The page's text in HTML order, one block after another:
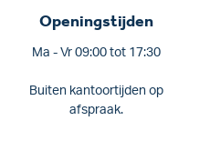
Openingstijden
Ma - Vr 09:00 tot 17:30
Buiten kantoortijden op
afspraak.